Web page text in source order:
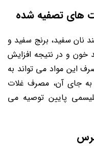
های تصفیه شده
نان سفید، برنج سفید و
خون و در نتیجه افزایش
مواد می تواند به
جای آن، مصرف غلات
پایین توصیه می